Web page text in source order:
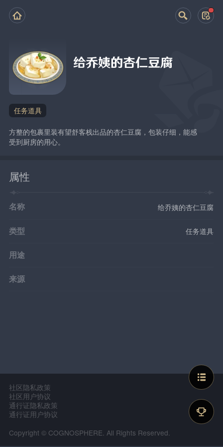
给乔姨的杏仁豆腐
任务道具
方整的包裹里装有望舒客栈出品的杏仁豆腐，包装仔细，能感
受到厨房的用心。
属性
名称 给乔姨的杏仁豆腐
类型 任务道具
用途
来源
社区隐私政策
社区用户协议
通行证隐私政策
通行证用户协议
Copyright © COGNOSPHERE. All Rights Reserved.